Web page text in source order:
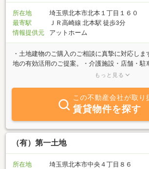
所在地
埼玉県北本市北本１丁目１６０
最寄駅
ＪＲ高崎線 北本駅 徒歩3分
情報提供元
アットホーム
・土地建物のご購入のご相談に真摯に対応しま
地の有効活用のご提案。・介護施設・店舗・駐
売却相談承ります。・弊社販売物件等で未公開
もっと見る
この不動産会社が取り
賃貸物件を探す
（有）第一土地
所在地
埼玉県北本市中央４丁目８６